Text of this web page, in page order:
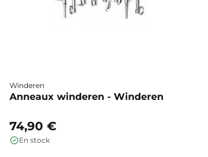
Winderen
Anneaux winderen - Winderen
74,90 €
En stock